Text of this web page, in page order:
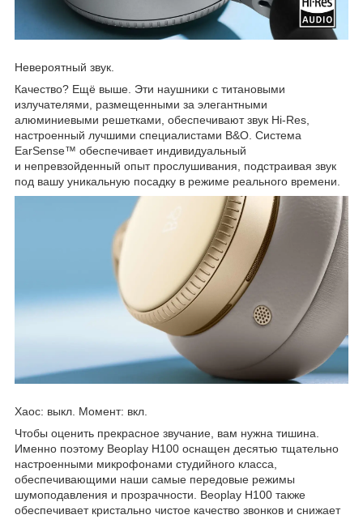
Невероятный звук.
Качество? Ещё выше. Эти наушники с титановыми
излучателями, размещенными за элегантными
алюминиевыми решетками, обеспечивают звук Hi-Res,
настроенный лучшими специалистами B&O. Система
EarSense™ обеспечивает индивидуальный
и непревзойденный опыт прослушивания, подстраивая звук
под вашу уникальную посадку в режиме реального времени.
Хаос: выкл. Момент: вкл.
Чтобы оценить прекрасное звучание, вам нужна тишина.
Именно поэтому Beoplay H100 оснащен десятью тщательно
настроенными микрофонами студийного класса,
обеспечивающими наши самые передовые режимы
шумоподавления и прозрачности. Beoplay H100 также
обеспечивает кристально чистое качество звонков и снижает